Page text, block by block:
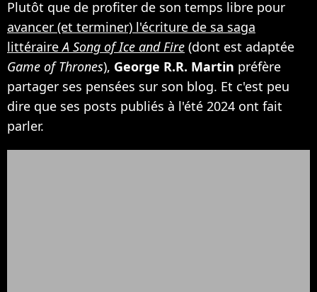
Plutôt que de profiter de son temps libre pour
avancer (et terminer) l'écriture de sa saga
littéraireA Song of Ice and Fire (dont est adaptée
Game of Thrones), George R.R. Martin préfère
partager ses pensées sur son blog. Et c'est peu
dire que ses posts publiés à l'été 2024 ont fait
parler.